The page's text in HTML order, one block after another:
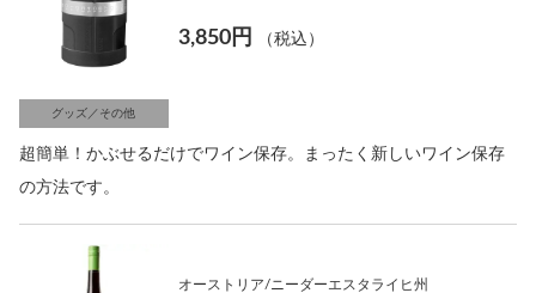
グッズ／その他
3,850円 （税込）
超簡単！かぶせるだけでワイン保存。まったく新しいワイン保存
の方法です。
オーストリア/ニーダーエスタライヒ州